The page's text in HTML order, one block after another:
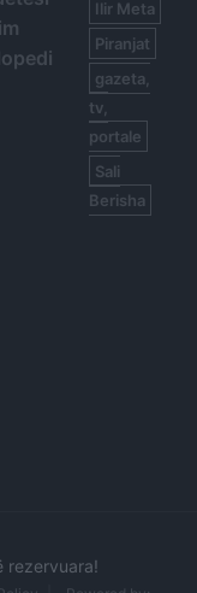
Ilir Meta
Piranjat
gazeta,
tv,
portale
Sali
Berisha
rezervuara!